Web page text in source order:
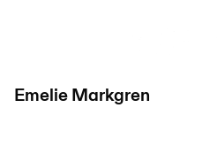
Emelie Markgren